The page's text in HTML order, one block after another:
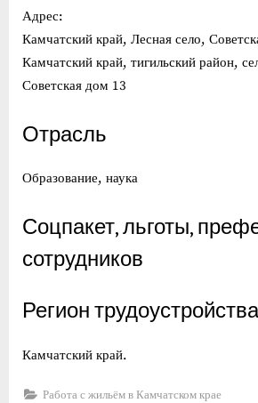
Адрес:
Камчатский край, Лесная село,
Камчатский край, тигильский район,
Советская дом 13
Отрасль
Образование, наука
Соцпакет, льготы,
сотрудников
Регион трудоустройства
Камчатский край.
Работа с жильём в Камчатском крае